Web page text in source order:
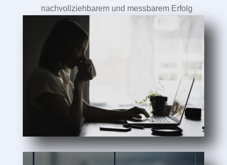
nachvollziehbarem und messbarem Erfolg